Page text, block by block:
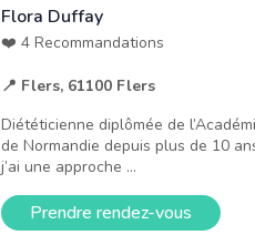
Flora Duffay
❤️ 4 Recommandations
📍 Flers, 61100 Flers
Diététicienne diplômée de
de Normandie depuis plus de 10
j’ai une approche ...
Prendre rendez-vous